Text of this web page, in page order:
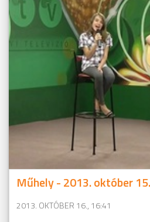
Műhely - 2013. október 15.
2013. OKTÓBER 16., 16:41